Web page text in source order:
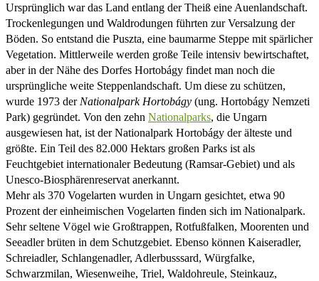
Ursprünglich war das Land entlang der Theiß eine Auenlandschaft.
Trockenlegungen und Waldrodungen führten zur Versalzung der
Böden. So entstand die Puszta, eine baumarme Steppe mit spärlicher
Vegetation. Mittlerweile werden große Teile intensiv bewirtschaftet,
aber in der Nähe des Dorfes Hortobágy findet man noch die
ursprüngliche weite Steppenlandschaft. Um diese zu schützen,
wurde 1973 der Nationalpark Hortobágy (ung. Hortobágy Nemzeti
Park) gegründet. Von den zehn Nationalparks, die Ungarn
ausgewiesen hat, ist der Nationalpark Hortobágy der älteste und
größte. Ein Teil des 82.000 Hektars großen Parks ist als
Feuchtgebiet internationaler Bedeutung (Ramsar-Gebiet) und als
Unesco-Biosphärenreservat anerkannt.
Mehr als 370 Vogelarten wurden in Ungarn gesichtet, etwa 90
Prozent der einheimischen Vogelarten finden sich im Nationalpark.
Sehr seltene Vögel wie Großtrappen, Rotfußfalken, Moorenten und
Seeadler brüten in dem Schutzgebiet. Ebenso können Kaiseradler,
Schreiadler, Schlangenadler, Adlerbusssard, Würgfalke,
Schwarzmilan, Wiesenweihe, Triel, Waldohreule, Steinkauz,